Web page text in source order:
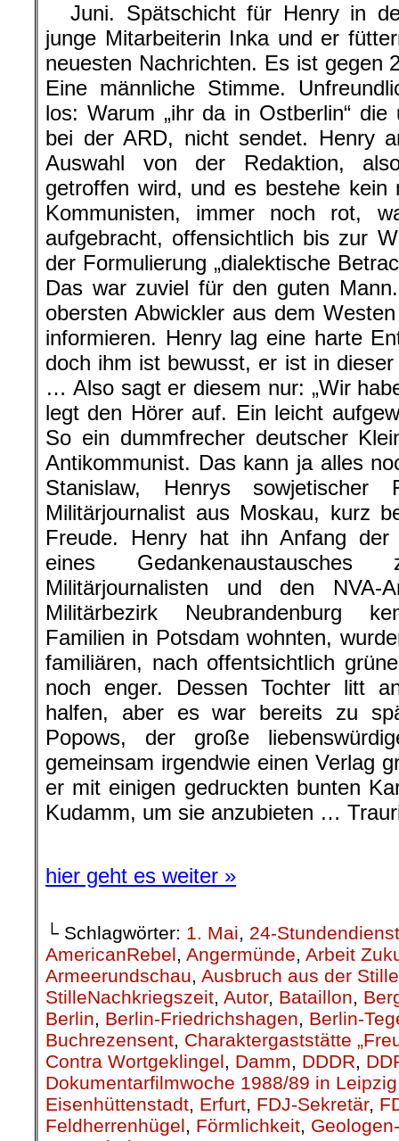
Juni. Spätschicht für Henry in
junge Mitarbeiterin Inka und er
neuesten Nachrichten. Es ist gegen
Eine männliche Stimme.
los: Warum „ihr da in Ostberlin“
bei der ARD, nicht sendet. Henry
Auswahl von der Redaktion,
getroffen wird, und es bestehe kein
Kommunisten, immer noch rot,
aufgebracht, offensichtlich bis zur
der Formulierung „dialektische
Das war zuviel für den guten
obersten Abwickler aus dem
informieren. Henry lag eine harte
doch ihm ist bewusst, er ist in
… Also sagt er diesem nur: „Wir
legt den Hörer auf. Ein leicht
So ein dummfrecher deutscher
Antikommunist. Das kann ja alles
Stanislaw, Henrys sowjetischer
Militärjournalist aus Moskau, kurz
Freude. Henry hat ihn Anfang der
eines Gedankenaustausches
Militärjournalisten und den NVA-
Militärbezirk Neubrandenburg
Familien in Potsdam wohnten,
familiären, nach offentsichtlich
noch enger. Dessen Tochter litt
halfen, aber es war bereits zu
Popows, der große
gemeinsam irgendwie einen Verlag
er mit einigen gedruckten bunten
Kudamm, um sie anzubieten …
hier geht es weiter »
└ Schlagwörter: 1. Mai, 24-Stundendienst
AmericanRebel, Angermünde, Arbeit
Armeerundschau, Ausbruch aus der Stille
StilleNachkriegszeit, Autor, Bataillon,
Berlin, Berlin-Friedrichshagen, Berlin-
Buchrezensent, Charaktergaststätte
Contra Wortgeklingel, Damm, DDDR,
Dokumentarfilmwoche 1988/89 in Leipzig
Eisenhüttenstadt, Erfurt, FDJ-Sekretär,
Feldherrenhügel, Förmlichkeit,